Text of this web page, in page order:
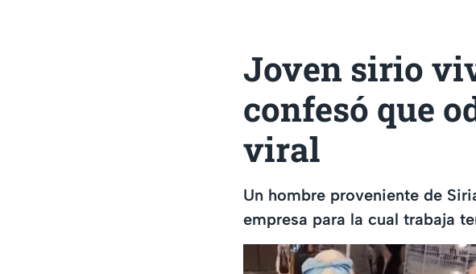
Joven sirio
confesó que
viral
Un hombre proveniente de
empresa para la cual trabaja